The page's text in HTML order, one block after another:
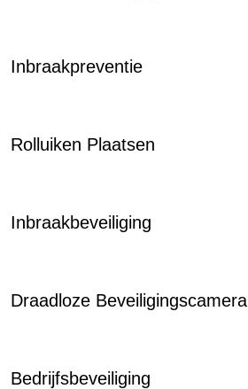
Inbraakpreventie
Rolluiken Plaatsen
Inbraakbeveiliging
Draadloze Beveiligingscamera
Bedrijfsbeveiliging